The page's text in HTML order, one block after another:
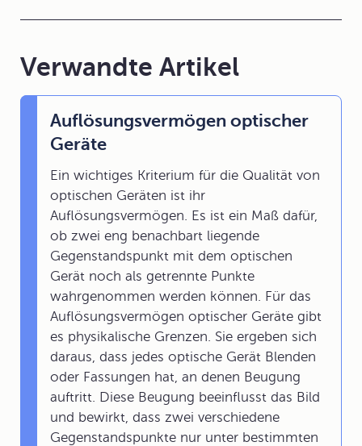
Verwandte Artikel
Auflösungsvermögen optischer
Geräte
Ein wichtiges Kriterium für die Qualität von
optischen Geräten ist ihr
Auflösungsvermögen. Es ist ein Maß dafür,
ob zwei eng benachbart liegende
Gegenstandspunkt mit dem optischen
Gerät noch als getrennte Punkte
wahrgenommen werden können. Für das
Auflösungsvermögen optischer Geräte gibt
es physikalische Grenzen. Sie ergeben sich
daraus, dass jedes optische Gerät Blenden
oder Fassungen hat, an denen Beugung
auftritt. Diese Beugung beeinflusst das Bild
und bewirkt, dass zwei verschiedene
Gegenstandspunkte nur unter bestimmten